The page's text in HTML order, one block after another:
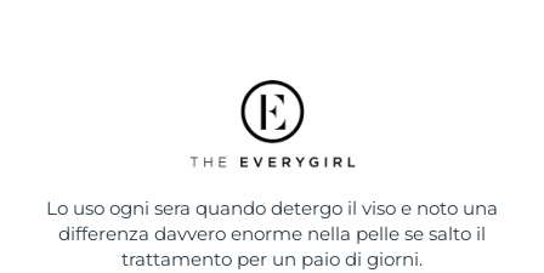
Lo uso ogni sera quando detergo il viso e noto una
differenza davvero enorme nella pelle se salto il
trattamento per un paio di giorni.